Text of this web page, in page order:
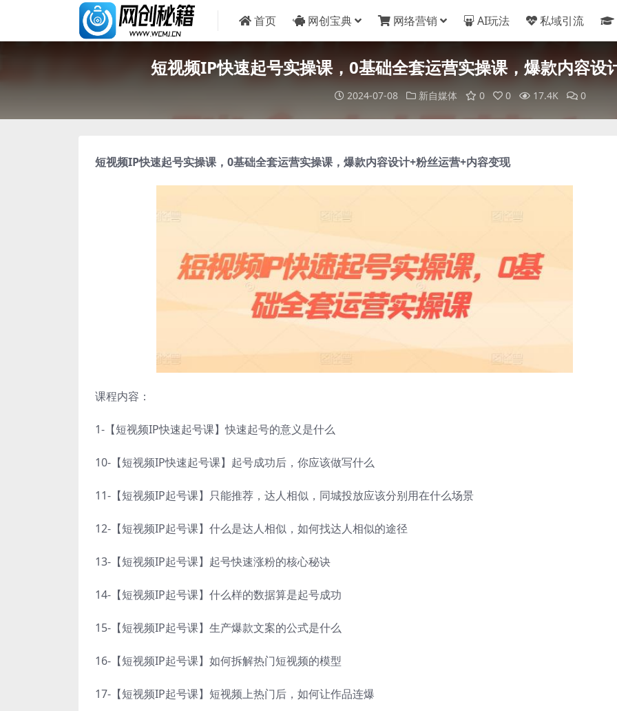
首页 网创宝典 网络营销 AI玩法 私域引流
短视频IP快速起号实操课，0基础全套运营实操课，爆款内容设
2024-07-08 新自媒体 0 0 17.4K 0
短视频IP快速起号实操课 ，0基础全套运营实操课，爆款内容设计+粉丝运营+内容变现
课程内容：
1-【短视频IP快速起号课】快速起号的意义是什么
10-【短视频IP快速起号课】起号成功后，你应该做写什么
11-【短视频IP起号课】只能推荐，达人相似，同城投放应该分别用在什么场景
12-【短视频IP起号课】什么是达人相似，如何找达人相似的途径
13-【短视频IP起号课】起号快速涨粉的核心秘诀
14-【短视频IP起号课】什么样的数据算是起号成功
15-【短视频IP起号课】生产爆款文案的公式是什么
16-【短视频IP起号课】如何拆解热门短视频的模型
17-【短视频IP起号课】短视频上热门后，如何让作品连爆